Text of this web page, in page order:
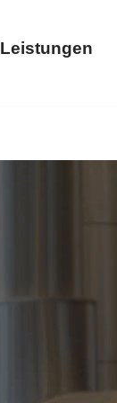
Leistungen